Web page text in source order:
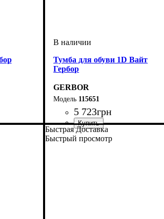
Тумба для обуви 1D Вайт
Гербор
GERBOR
115651
5 723грн
Быстрая Доставка
Быстрый просмотр